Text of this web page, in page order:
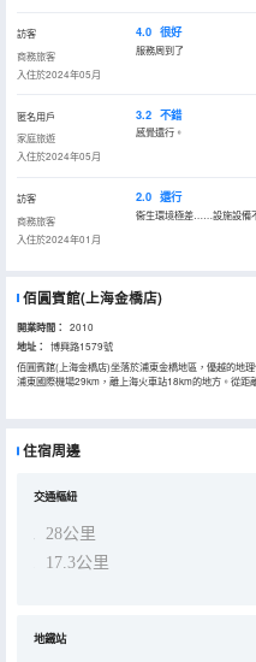
訪客
商務旅客
入住於2024年05月
4.0 很好
服務周到了
匿名用戶
家庭旅遊
入住於2024年05月
3.2 不錯
感覺還行。
訪客
商務旅客
入住於2024年01月
2.0 還行
衞生環境極差……設施設備
佰圓賓館(上海金橋店)
開業時間： 2010
地址：
博興路1579號
佰圓賓館(上海金橋店)坐落於浦東金橋地區，優越的地
浦東國際機場29km，離上海火車站18km的地方。從距
住宿周邊
交通樞紐
28公里
17.3公里
地鐵站